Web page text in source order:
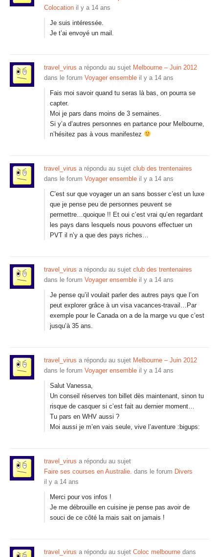
Colocation il y a 14 ans
Je suis intéressée.
Je t’ai envoyé un mail.
travel_virus a répondu au sujet Melbourne – Juin 2012
dans le forum Voyager ensemble il y a 14 ans
Fais moi savoir quand tu seras là bas, on pourra se
capter.
Moi je pars dans moins de 3 semaines.
Si y’a d’autres personnes en partance pour Melbourne,
n’hésitez pas à vous manifestez
travel_virus a répondu au sujet club des trentenaires
dans le forum Voyager ensemble il y a 14 ans
C’est sur que voyager un an sans bosser c’est un luxe
que je pense peu de personnes peuvent se
permettre…quoique !! Et oui c’est vrai qu’en regardant
les pays dans lesquels nous pouvons effectuer un
PVT il n’y a que des pays riches…
travel_virus a répondu au sujet club des trentenaires
dans le forum Voyager ensemble il y a 14 ans
Je pense qu’il voulait parler des autres pays que l’on
peut explorer grâce à un visa vacances-travail…Par
exemple pour le Canada on a de la marge vu que c’est
jusqu’à 35 ans.
travel_virus a répondu au sujet Melbourne – Juin 2012
dans le forum Voyager ensemble il y a 14 ans
Salut Vanessa,
Un conseil réserves ton billet dès maintenant, sinon tu
risque de casquer si c’est fait au dernier moment…
Tu pars en WHV aussi ?
Moi aussi je m’en vais seule, vive l’aventure :bigups:
travel_virus a répondu au sujet
Faire ses courses en Australie. dans le forum Divers
il y a 14 ans
Merci pour vos infos !
Je me débrouille en cuisine je pense pas avoir de
souci de ce côté la mais sait on jamais !
travel_virus a répondu au sujet Coloc melbourne dans